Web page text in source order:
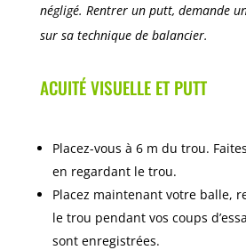
négligé. Rentrer un putt, demande
sur sa technique de balancier.
ACUITÉ VISUELLE ET PUTT
Placez-vous à 6 m du trou.
en regardant le trou.
Placez maintenant votre balle,
le trou pendant vos coups
sont enregistrées.